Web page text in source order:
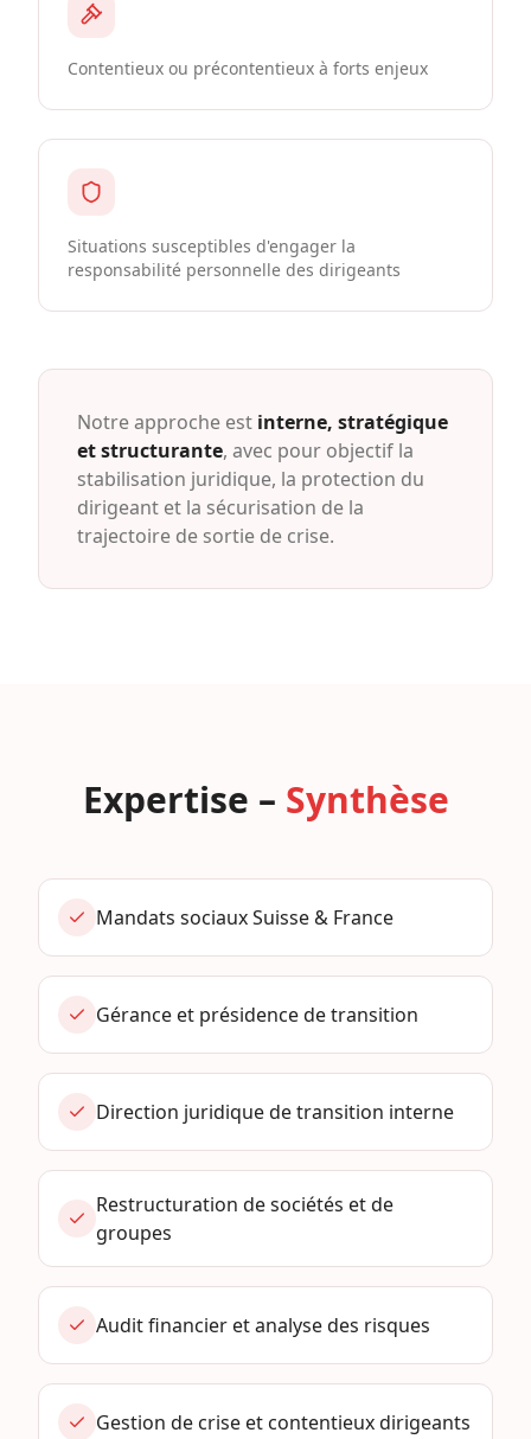
Contentieux ou précontentieux à forts enjeux
Situations susceptibles d'engager la
responsabilité personnelle des dirigeants
Notre approche est interne, stratégique
et structurante, avec pour objectif la
stabilisation juridique, la protection du
dirigeant et la sécurisation de la
trajectoire de sortie de crise.
Expertise – Synthèse
Mandats sociaux Suisse & France
Gérance et présidence de transition
Direction juridique de transition interne
Restructuration de sociétés et de
groupes
Audit financier et analyse des risques
Gestion de crise et contentieux dirigeants